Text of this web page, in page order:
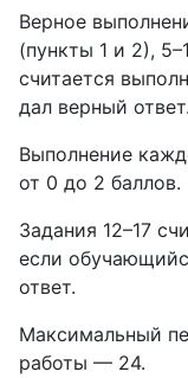
Верное
(пункты 1 и 2),
считается
дал верный ответ.
Выполнение
от 0 до 2 баллов.
Задания 12–17
если
ответ.
Максимальный
работы — 24.